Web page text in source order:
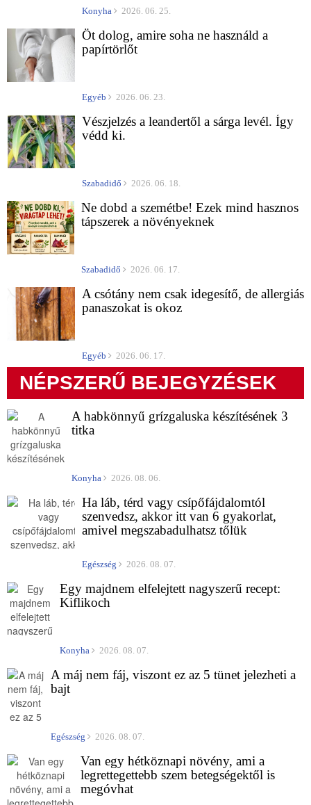
Konyha 2026. 06. 25.
Öt dolog, amire soha ne használd a
papírtörlőt
Egyéb 2026. 06. 23.
Vészjelzés a leandertől a sárga levél. Így
védd ki.
Szabadidő 2026. 06. 18.
Ne dobd a szemétbe! Ezek mind hasznos
tápszerek a növényeknek
Szabadidő 2026. 06. 17.
A csótány nem csak idegesítő, de allergiás
panaszokat is okoz
Egyéb 2026. 06. 17.
NÉPSZERŰ BEJEGYZÉSEK
A habkönnyű grízgaluska készítésének 3
titka
Konyha 2026. 08. 06.
Ha láb, térd vagy csípőfájdalomtól
szenvedsz, akkor itt van 6 gyakorlat,
amivel megszabadulhatsz tőlük
Egészség 2026. 08. 07.
Egy majdnem elfelejtett nagyszerű recept:
Kiflikoch
Konyha 2026. 08. 07.
A máj nem fáj, viszont ez az 5 tünet jelezheti a
bajt
Egészség 2026. 08. 07.
Van egy hétköznapi növény, ami a
legrettegettebb szem betegségektől is
megóvhat